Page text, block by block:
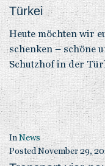
Türkei
Heute möchten wir
schenken – schöne
Schutzhof in der
InNews
Posted November 29,